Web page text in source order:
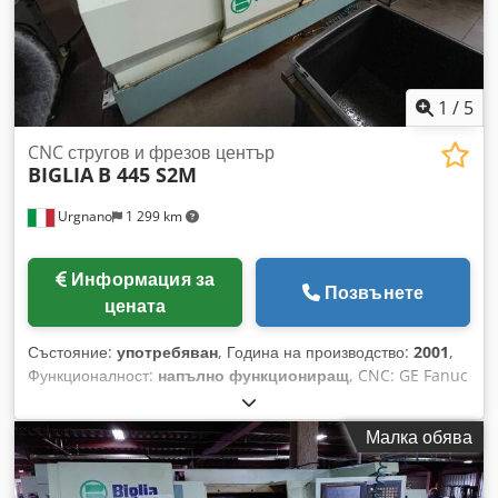
ЗАБЕЛЕЖКА: РЕМОНТ НА ЛИНИЯТА НА ВРЪТКА НА
ШПИНДЕЛА И МОТОРИЗАЦИЯТА НА РЕВОЛВЕРНАТА
ГЛАВА; СМЯНА НА РЕМЪКА НА ШПИНДЕЛОВИЯ МОТОР
1 / 5
Urgnano 1 299 km
CNC стругов и фрезов център
BIGLIA B 445 S2M
Информация за
цената
Позвънете
Състояние: употребяван, Година на производство: 2001,
Функционалност: напълно функциониращ, CNC: GE Fanuc
Series 18i –T Максимален обработваем диаметър от прът:
45 мм Максимална обработваема дължина: 200 мм
Максимален диам. при дообработка: 160 мм ГЛАВЕН
ШПИНДЕЛ Максимални обороти: 4000 об/мин Нос
шпиндел: ASA 5" Шпинделов отвор: 56 мм Вътрешен
Малка обява